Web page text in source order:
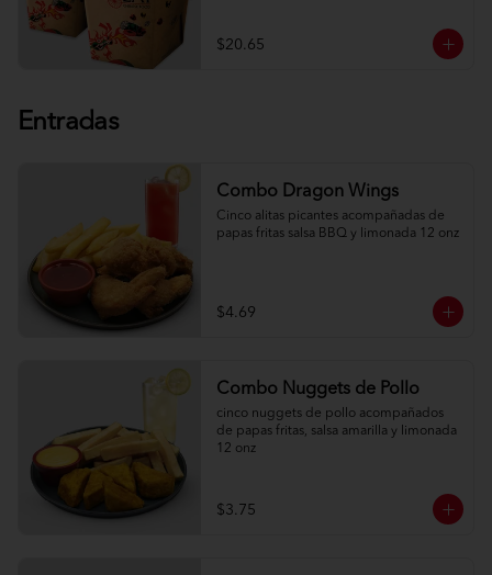
$20.65
Entradas
Combo Dragon Wings
Cinco alitas picantes acompañadas de
papas fritas salsa BBQ y limonada 12 onz
$4.69
Combo Nuggets de Pollo
cinco nuggets de pollo acompañados
de papas fritas, salsa amarilla y limonada
12 onz
$3.75